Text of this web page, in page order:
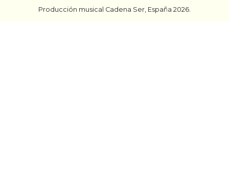
Producción musical Cadena Ser, España 2026.